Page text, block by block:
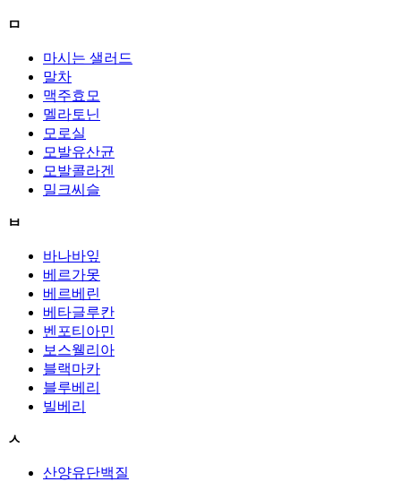
ㅁ
마시는 샐러드
말차
맥주효모
멜라토닌
모로실
모발유산균
모발콜라겐
밀크씨슬
ㅂ
바나바잎
베르가못
베르베린
베타글루칸
벤포티아민
보스웰리아
블랙마카
블루베리
빌베리
ㅅ
산양유단백질